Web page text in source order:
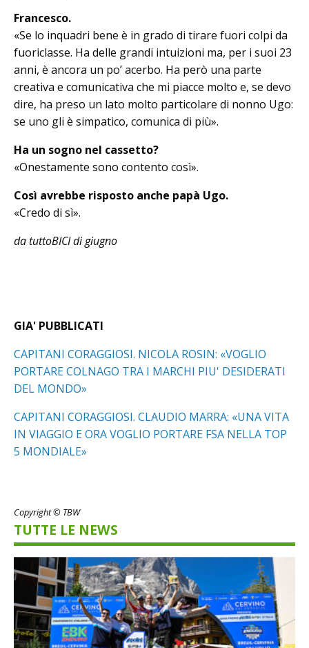
Francesco.
«Se lo inquadri bene è in grado di tirare fuori colpi da
fuoriclasse. Ha delle grandi intuizioni ma, per i suoi 23
anni, è ancora un po’ acerbo. Ha però una parte
creativa e comunicativa che mi piacce molto e, se devo
dire, ha preso un lato molto particolare di nonno Ugo:
se uno gli è simpatico, comunica di più».
Ha un sogno nel cassetto?
«Onestamente sono contento così».
Così avrebbe risposto anche papà Ugo.
«Credo di sì».
da tuttoBICI di giugno
GIA' PUBBLICATI
CAPITANI CORAGGIOSI. NICOLA ROSIN: «VOGLIO
PORTARE COLNAGO TRA I MARCHI PIU' DESIDERATI
DEL MONDO»
CAPITANI CORAGGIOSI. CLAUDIO MARRA: «UNA VITA
IN VIAGGIO E ORA VOGLIO PORTARE FSA NELLA TOP
5 MONDIALE»
Copyright © TBW
TUTTE LE NEWS